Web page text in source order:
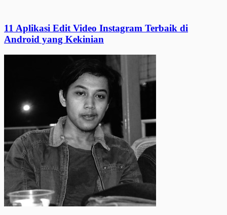
11 Aplikasi Edit Video Instagram Terbaik di
Android yang Kekinian